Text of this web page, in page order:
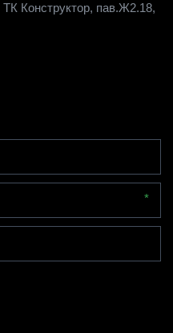
ТК Конструктор, пав.Ж2.18,
*